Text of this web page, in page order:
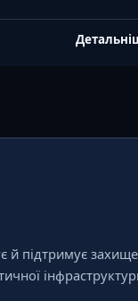
й підтримує